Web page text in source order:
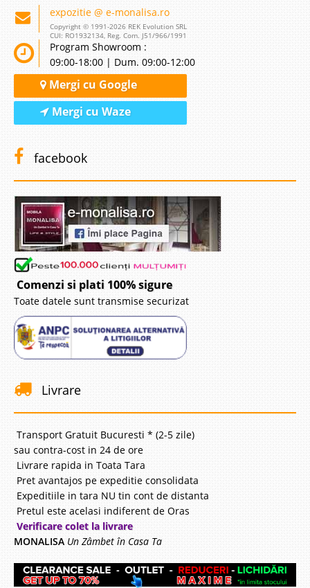
expozitie @ e-monalisa.ro
Copyright © 1991-2026 REK Evolution SRL
CUI: RO1932134, Reg. Com. J51/966/1991
Program Showroom :
09:00-18:00 | Dum. 09:00-12:00
Mergi cu Google
Mergi cu Waze
facebook
Comenzi si plati 100% sigure
Toate datele sunt transmise securizat
Livrare
Transport Gratuit Bucuresti * (2-5 zile)
sau contra-cost in 24 de ore
Livrare rapida in Toata Tara
Pret avantajos pe expeditie consolidata
Expeditiile in tara NU tin cont de distanta
Pretul este acelasi indiferent de Oras
Verificare colet la livrare
MONALISA Un Zâmbet în Casa Ta